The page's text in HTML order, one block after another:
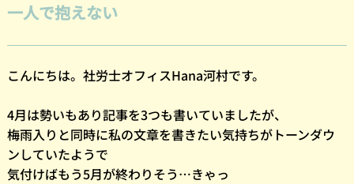
一人で抱えない
こんにちは。社労士オフィスHana河村です。
4月は勢いもあり記事を3つも書いていましたが、
梅雨入りと同時に私の文章を書きたい気持ちがトーンダウ
ンしていたようで
気付けばもう5月が終わりそう…きゃっ